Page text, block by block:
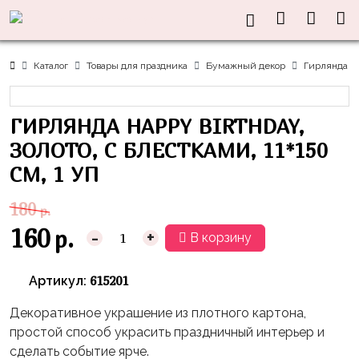
Каталог Товары для праздника Бумажный декор Гирлянда
ГИРЛЯНДА HAPPY BIRTHDAY,
ЗОЛОТО, С БЛЕСТКАМИ, 11*150
СМ, 1 УП
180р.
160 р. - + В корзину
Артикул: 615201
Декоративное украшение из плотного картона,
простой способ украсить праздничный интерьер и
сделать событие ярче.
консультация?
Акции
Каталог
Латексные
шары
без
рисунка
Латексные
шары
с
сердца/
звёзды
Праздники
8
марта
23
февраля,
Родился
День
Рождения
LOVE
День
Тематики
Оранжевая
Корова
Маша
и
Синий
Трактор
Миньоны
Леди
Баг
Информация
О нас
Доставка
и оплата
Контакты
Скидки
Контакты
+7(910)888-
60